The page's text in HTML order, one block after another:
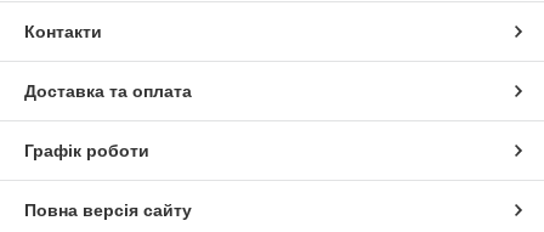
Контакти
Доставка та оплата
Графік роботи
Повна версія сайту